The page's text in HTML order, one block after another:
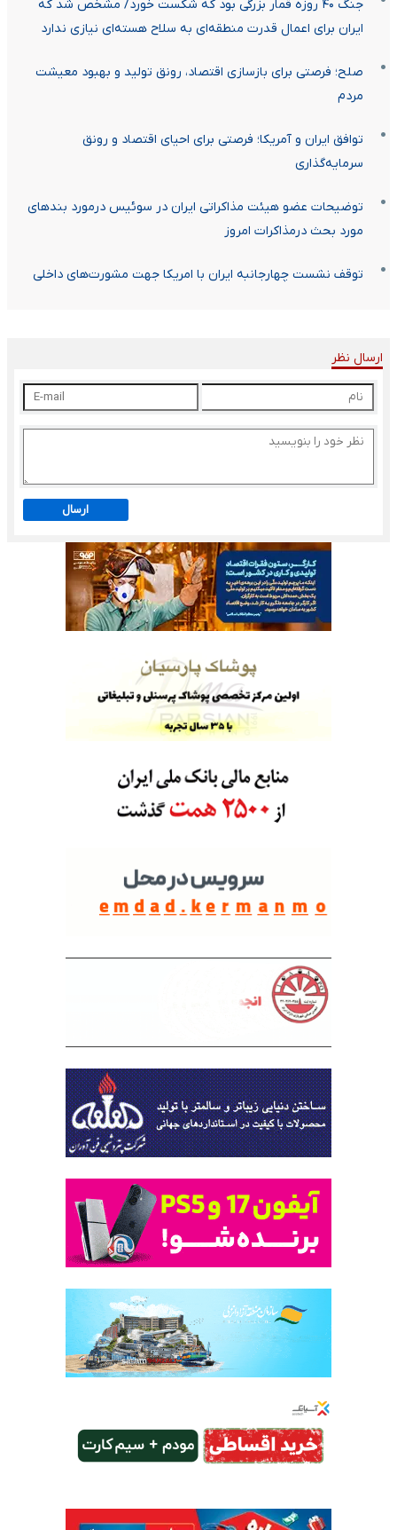
جنگ ۴۰ روزه قمار بزرگی بود که شکست خورد/ مشخص شد که
ایران برای اعمال قدرت منطقه‌ای به سلاح هسته‌ای نیازی ندارد
صلح؛ فرصتی برای بازسازی اقتصاد، رونق تولید و بهبود معیشت
مردم
توافق ایران و آمریکا؛ فرصتی برای احیای اقتصاد و رونق
سرمایه‌گذاری
توضیحات عضو هیئت مذاکراتی ایران در سوئیس درمورد بندهای
مورد بحث درمذاکرات امروز
توقف نشست چهارجانبه ایران با امریکا جهت مشورت‌های داخلی
ارسال نظر
ارسال